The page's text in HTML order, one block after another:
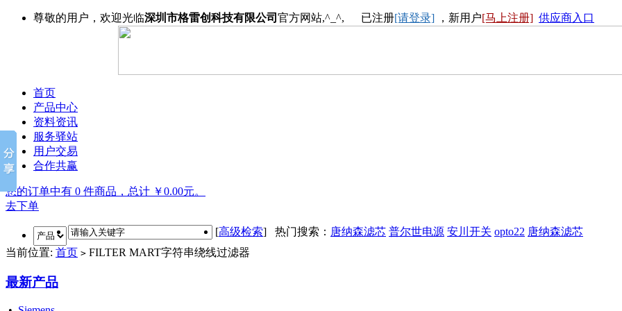
尊敬的用户，欢迎光临深圳市格雷创科技有限公司 官方网站,^_^, 已注册[请登录] ，新用户[马上注册] 供应商入口
首页
产品中心
资料资讯
服务驿站
用户交易
合作共赢
您的订单中有 0 件商品，总计 ￥0.00元。
去下单
[高级检索] 热门搜索： 唐纳森滤芯 普尔世电源 安川开关 opto22 唐纳森滤芯
当前位置: 首页 > FILTER MART字符串绕线过滤器
最新产品